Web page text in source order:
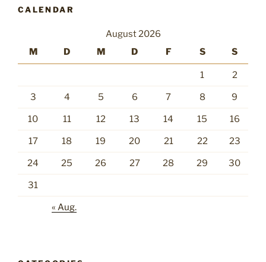
CALENDAR
August 2026
M
D M D F S S
1 2
3 4 5 6 7 8 9
10 11 12 13 14 15 16
17 18 19 20 21 22 23
24 25 26 27 28 29 30
31
« Aug.